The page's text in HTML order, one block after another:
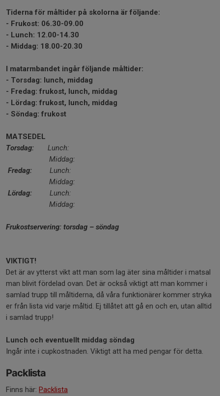
Tiderna för måltider på skolorna är följande:
- Frukost: 06.30-09.00
- Lunch: 12.00-14.30
- Middag: 18.00-20.30
I matarmbandet ingår följande måltider:
- Torsdag: lunch, middag
- Fredag: frukost, lunch, middag
- Lördag: frukost, lunch, middag
- Söndag: frukost
MATSEDEL
Torsdag: Lunch:
Middag:
Fredag:
Lunch:
Middag:
Lördag: Lunch:
Middag:
Frukostservering: torsdag – söndag
VIKTIGT!
Det är av ytterst vikt att man som lag äter sina måltider i matsal
man blivit fördelad ovan. Det är också viktigt att man kommer i
samlad trupp till måltiderna, då våra funktionärer kommer stryka
er från lista vid varje måltid. Ej tillåtet att gå en och en, utan alltid
i samlad trupp!
Lunch och eventuellt middag söndag
Ingår inte i cupkostnaden. Viktigt att ha med pengar för detta.
Packlista
Finns här: Packlista